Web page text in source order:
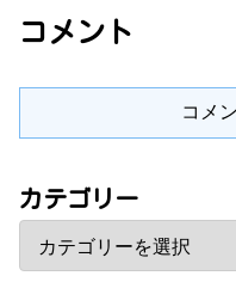
コメント
コメ
カテゴリー